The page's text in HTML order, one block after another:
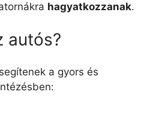
hagyatkozzanak.
autós?
a gyors és